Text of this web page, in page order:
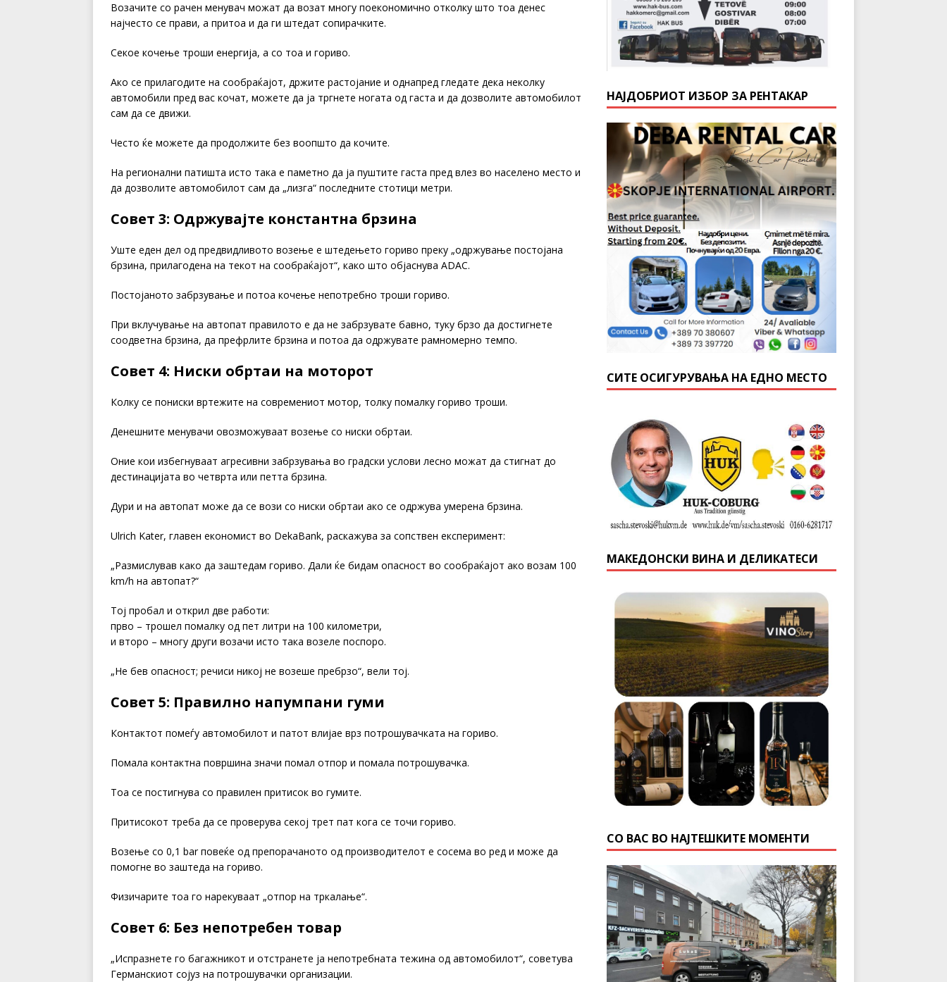
Возачите со рачен менувач можат да возат многу поекономично отколку што тоа денес
најчесто се прави, а притоа и да ги штедат сопирачките.
Секое кочење троши енергија, а со тоа и гориво.
Ако се прилагодите на сообраќајот, држите растојание и однапред гледате дека неколку
автомобили пред вас кочат, можете да ја тргнете ногата од гаста и да дозволите автомобилот
сам да се движи.
Често ќе можете да продолжите без воопшто да кочите.
На регионални патишта исто така е паметно да ја пуштите гаста пред влез во населено место и
да дозволите автомобилот сам да „лизга“ последните стотици метри.
Совет 3: Одржувајте константна брзина
Уште еден дел од предвидливото возење е штедењето гориво преку „одржување постојана
брзина, прилагодена на текот на сообраќајот“, како што објаснува ADAC.
Постојаното забрзување и потоа кочење непотребно троши гориво.
При вклучување на автопат правилото е да не забрзувате бавно, туку брзо да достигнете
соодветна брзина, да префрлите брзина и потоа да одржувате рамномерно темпо.
Совет 4: Ниски обртаи на моторот
Колку се пониски вртежите на современиот мотор, толку помалку гориво троши.
Денешните менувачи овозможуваат возење со ниски обртаи.
Оние кои избегнуваат агресивни забрзувања во градски услови лесно можат да стигнат до
дестинацијата во четврта или петта брзина.
Дури и на автопат може да се вози со ниски обртаи ако се одржува умерена брзина.
Ulrich Kater, главен економист во DekaBank, раскажува за сопствен експеримент:
„Размислував како да заштедам гориво. Дали ќе бидам опасност во сообраќајот ако возам 100
km/h на автопат?“
Тој пробал и открил две работи:
прво – трошел помалку од пет литри на 100 километри,
и второ – многу други возачи исто така возеле поспоро.
„Не бев опасност; речиси никој не возеше пребрзо“, вели тој.
Совет 5: Правилно напумпани гуми
Контактот помеѓу автомобилот и патот влијае врз потрошувачката на гориво.
Помала контактна површина значи помал отпор и помала потрошувачка.
Тоа се постигнува со правилен притисок во гумите.
Притисокот треба да се проверува секој трет пат кога се точи гориво.
Возење со 0,1 bar повеќе од препорачаното од производителот е сосема во ред и може да
помогне во заштеда на гориво.
Физичарите тоа го нарекуваат „отпор на тркалање“.
Совет 6: Без непотребен товар
„Испразнете го багажникот и отстранете ја непотребната тежина од автомобилот“, советува
Германскиот сојуз на потрошувачки организации.
НАЈДОБРИОТ ИЗБОР ЗА РЕНТАКАР
СИТЕ ОСИГУРУВАЊА НА ЕДНО МЕСТО
МАКЕДОНСКИ ВИНА И ДЕЛИКАТЕСИ
СО ВАС ВО НАЈТЕШКИТЕ МОМЕНТИ